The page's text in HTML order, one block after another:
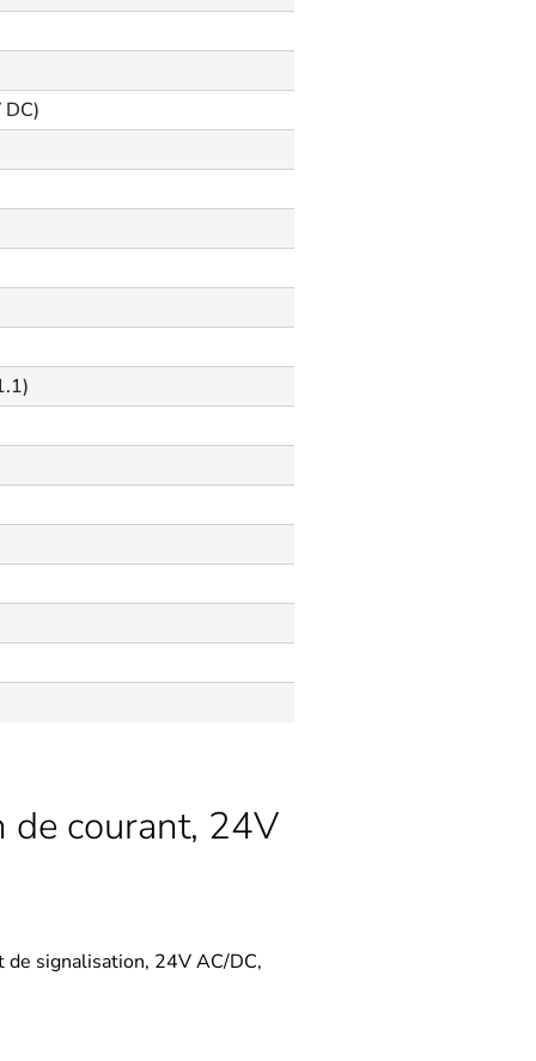
de courant, 24V
de signalisation, 24V AC/DC,